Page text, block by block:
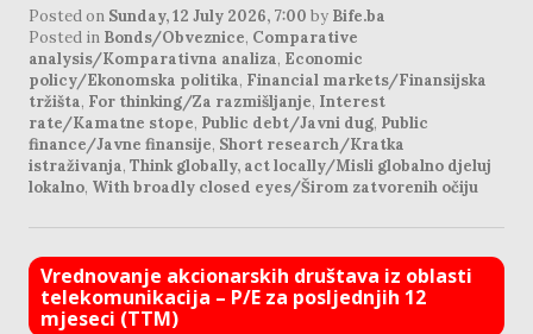
Posted on Sunday, 12 July 2026, 7:00 by Bife.ba
Posted in Bonds/Obveznice, Comparative
analysis/Komparativna analiza, Economic
policy/Ekonomska politika, Financial markets/Finansijska
tržišta, For thinking/Za razmišljanje, Interest
rate/Kamatne stope, Public debt/Javni dug, Public
finance/Javne finansije, Short research/Kratka
istraživanja, Think globally, act locally/Misli globalno djeluj
lokalno, With broadly closed eyes/Širom zatvorenih očiju
Vrednovanje akcionarskih društava iz oblasti
telekomunikacija – P/E za posljednjih 12
mjeseci (TTM)